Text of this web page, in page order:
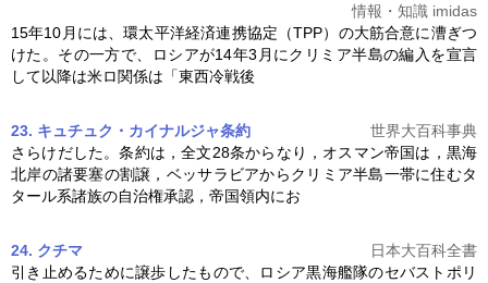
情報・知識 imidas
15年10月には、環太平洋経済連携協定（TPP）の大筋合意に漕ぎつ
けた。その一方で、ロシアが14年3月にクリミア半島の編入を宣言
して以降は米ロ関係は「東西冷戦後
23. キュチュク・カイナルジャ条約
世界大百科事典
さらけだした。条約は，全文28条からなり，オスマン帝国は，黒海
北岸の諸要塞の割譲，ベッサラビアからクリミア半島一帯に住むタ
タール系諸族の自治権承認，帝国領内にお
24. クチマ
日本大百科全書
引き止めるために譲歩したもので、ロシア黒海艦隊のセバストポリ